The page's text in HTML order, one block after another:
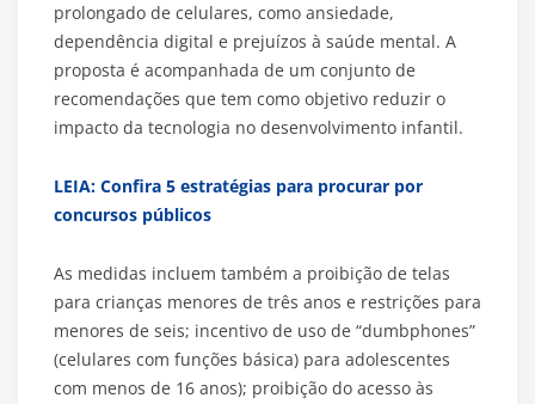
prolongado de celulares, como ansiedade,
dependência digital e prejuízos à saúde mental. A
proposta é acompanhada de um conjunto de
recomendações que tem como objetivo reduzir o
impacto da tecnologia no desenvolvimento infantil.
LEIA: Confira 5 estratégias para procurar por
concursos públicos
As medidas incluem também a proibição de telas
para crianças menores de três anos e restrições para
menores de seis; incentivo de uso de “dumbphones”
(celulares com funções básica) para adolescentes
com menos de 16 anos); proibição do acesso às